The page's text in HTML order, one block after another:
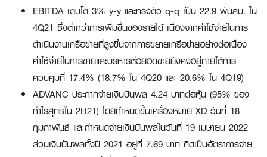
EBITDA เติบโต 3% y-y และทรงตัว q-q เป็น 22.9 พันลบ. ใน
4Q21 ซึ่งต่ำกว่าการเพิ่มขึ้นของรายได้ เนื่องจากค่าใช้จ่ายในการ
ดำเนินงานเครือข่ายที่สูงขึ้นจากการขยายเครือข่ายอย่างต่อเนื่อง
ค่าใช้จ่ายในการขายและบริหารต่อยอดขายยังคงอยู่ภายใต้การ
ควบคุมที่ 17.4% (18.7% ใน 4Q20 และ 20.6% ใน 4Q19)
ADVANC ประกาศจ่ายเงินปันผล 4.24 บาทต่อหุ้น (95% ของ
กำไรสุทธิใน 2H21) โดยกำหนดขึ้นเครื่องหมาย XD วันที่ 18
กุมภาพันธ์ และกำหนดจ่ายเงินปันผลในวันที่ 19 เมษายน 2022
ส่วนเงินปันผลทั้งปี 2021 อยู่ที่ 7.69 บาท คิดเป็นอัตราการจ่าย